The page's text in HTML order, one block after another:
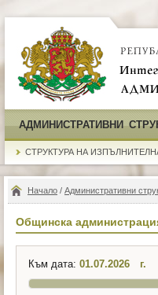
АДМИНИСТРАТИВНИ
СТРУКТУРА НА
Начало / Административни
Общинска
Към дата: г.